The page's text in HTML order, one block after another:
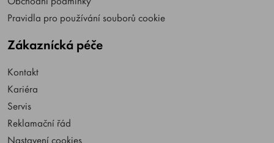
Pravidla pro používání souborů cookie
Zákaznícká péče
Kontakt
Kariéra
Servis
Reklamační řád
Nastavení cookies